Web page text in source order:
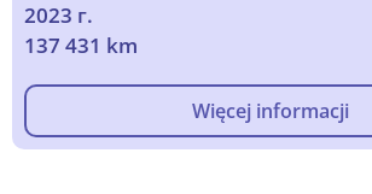
2023 г.
137 431 km
Więcej informacji